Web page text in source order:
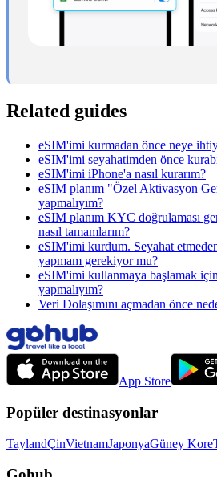
Related guides
eSIM'imi kurmadan önce neye
eSIM'imi seyahatimden önce
eSIM'imi iPhone'a nasıl kurarım?
eSIM planım "Özel Aktivasyon
yapmalıyım?
eSIM planım KYC doğrulaması
nasıl tamamlarım?
eSIM'imi kurdum. Seyahat
yapmam gerekiyor mu?
eSIM'imi kullanmaya başlamak
yapmalıyım?
Veri Dolaşımını açmadan önce
App Store
Popüler destinasyonlar
TaylandÇinVietnamJaponyaGüney Kore